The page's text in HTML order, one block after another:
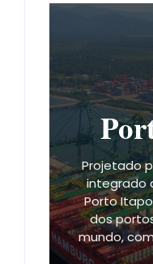
Projetado
integrado
Porto
dos
mundo,